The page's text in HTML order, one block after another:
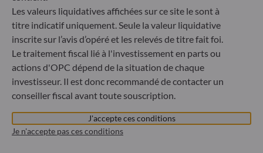
Luxembourg
+352 45 76 76 245
Enregistré au registre du commerce et des sociétés de
Luxembourg sous le numéro B 29891 Agréé et supervisé
par la commission de Surveillance du Secteur Financier
(CSSF)
Communiqué sur les sanctions européennes contre la
Russie
Les valeurs liquidatives affichées sur ce site le sont à
titre indicatif uniquement. Seule la valeur liquidative
inscrite sur l’avis d’opéré et les relevés de titre fait foi.
Le traitement fiscal lié à l'investissement en parts ou
actions d'OPC dépend de la situation de chaque
investisseur. Il est donc recommandé de contacter un
conseiller fiscal avant toute souscription.
J'accepte ces conditions
Je n'accepte pas ces conditions